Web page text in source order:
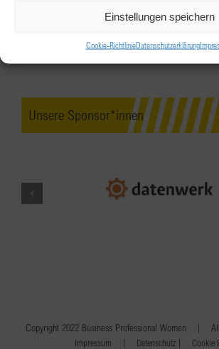
Einstellungen speichern
Cookie-RichtlinieDatenschutzerklärung
Unsere Sponsor*innen
Copyright 2022 Business Professional Women |
Impressum | Datenschutz | Cookie